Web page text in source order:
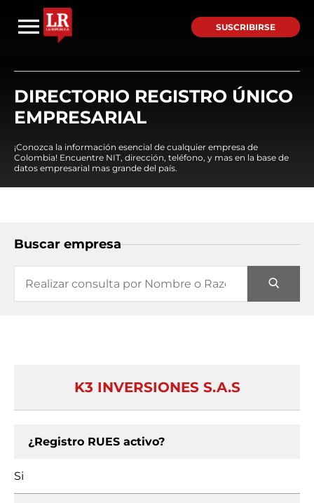
SUSCRIBIRSE
DIRECTORIO REGISTRO ÚNICO
EMPRESARIAL
¡Conozca la información esencial de cualquier empresa de
Colombia! Encuentre NIT, dirección, teléfono, y mas en la base de
datos empresarial mas grande del país.
Buscar empresa
K3 INVERSIONES S.A.S
¿Registro RUES activo?
Si